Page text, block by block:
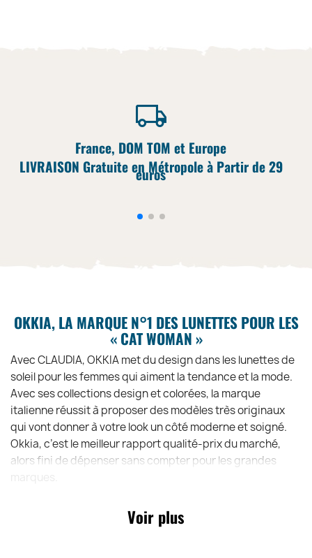
France, DOM TOM et Europe
LIVRAISON Gratuite en Métropole à Partir de 29
euros
OKKIA, LA MARQUE N°1 DES LUNETTES POUR LES
« CAT WOMAN »
Avec CLAUDIA, OKKIA met du design dans les lunettes de
soleil pour les femmes qui aiment la tendance et la mode.
Avec ses collections design et colorées, la marque
italienne réussit à proposer des modèles très originaux
qui vont donner à votre look un côté moderne et soigné.
Okkia, c’est le meilleur rapport qualité-prix du marché,
alors fini de dépenser sans compter pour les grandes
Voir plus